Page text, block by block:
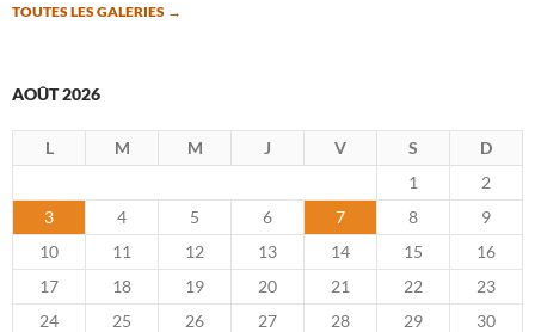
TOUTES LES GALERIES →
AOÛT 2026
L M M J V S
D
1
2
3
4 5 6 7 8
9
10
11 12 13 14 15
16
17
18 19 20 21 22
23
24
25 26 27 28 29
30